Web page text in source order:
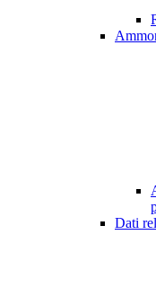
Dati